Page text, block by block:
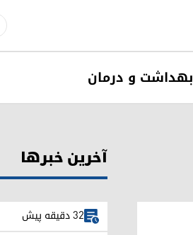
بهداشت و درمان
آخرین خبرها
32 دقیقه پیش